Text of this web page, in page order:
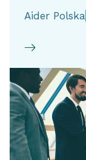
Aider Polska